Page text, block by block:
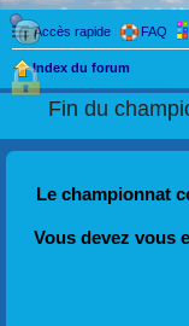
Accès rapide FAQ
Index du forum
Fin du
Le championnat
Vous devez vous